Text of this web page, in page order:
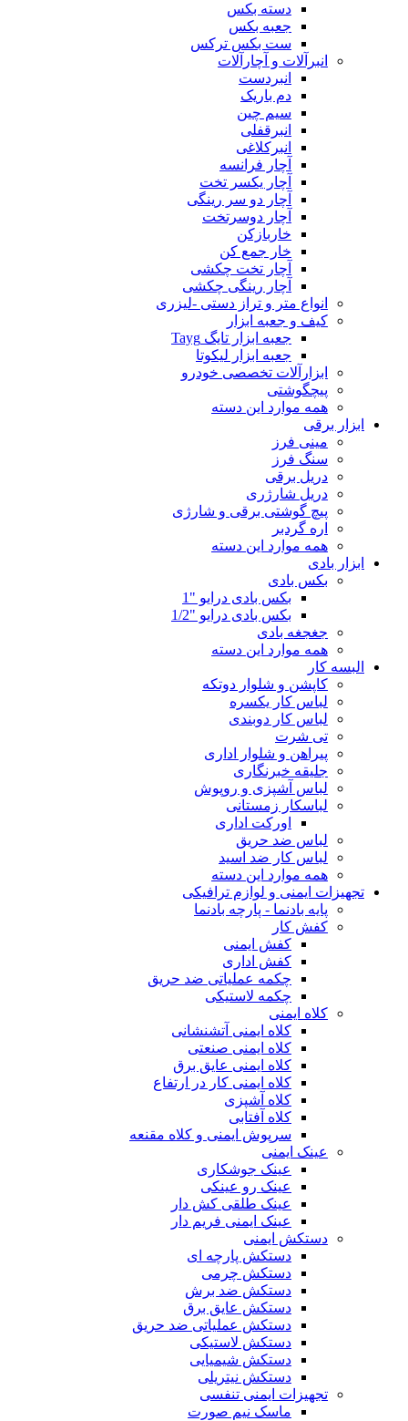
دسته بکس
جعبه بکس
ست بکس ترکس
انبرآلات و آچارآلات
انبردست
دم باریک
سیم چین
انبرقفلی
انبرکلاغی
آچار فرانسه
آچار یکسر تخت
آچار دو سر رینگی
آچار دوسرتخت
خاربازکن
خار جمع کن
آچار تخت چکشی
آچار رینگی چکشی
انواع متر و تراز دستی -لیزری
کیف و جعبه ابزار
جعبه ابزار تایگ Tayg
جعبه ابزار لیکوتا
ابزارآلات تخصصی خودرو
پیچگوشتی
همه موارد این دسته
ابزار برقی
مینی فرز
سنگ فرز
دریل برقی
دریل شارژری
پیچ گوشتی برقی و شارژی
اره گردبر
همه موارد این دسته
ابزار بادی
بکس بادی
بکس بادی درایو "1
بکس بادی درایو "1/2
جغجغه بادی
همه موارد این دسته
البسه کار
کاپشن و شلوار دوتکه
لباس کار یکسره
لباس کار دوبندی
تی شرت
پیراهن و شلوار اداری
جلیقه خبرنگاری
لباس آشپزی و روپوش
لباسکار زمستانی
اورکت اداری
لباس ضد حریق
لباس کار ضد اسید
همه موارد این دسته
تجهیزات ایمنی و لوازم ترافیکی
پایه بادنما - پارچه بادنما
کفش کار
کفش ایمنی
کفش اداری
چکمه عملیاتی ضد حریق
چکمه لاستیکی
کلاه ایمنی
کلاه ایمنی آتشنشانی
کلاه ایمنی صنعتی
کلاه ایمنی عایق برق
کلاه ایمنی کار در ارتفاع
کلاه آشپزی
کلاه آفتابی
سرپوش ایمنی و کلاه مقنعه
عینک ایمنی
عینک جوشکاری
عینک رو عینکی
عینک طلقی کش دار
عینک ایمنی فریم دار
دستکش ایمنی
دستکش پارچه ای
دستکش چرمی
دستکش ضد برش
دستکش عایق برق
دستکش عملیاتی ضد حریق
دستکش لاستیکی
دستکش شیمیایی
دستکش نیتریلی
تجهیزات ایمنی تنفسی
ماسک نیم صورت